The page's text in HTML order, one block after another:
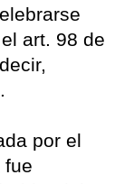
art. 98 de
por el
fue